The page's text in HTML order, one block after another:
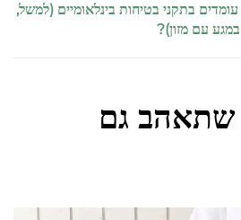
בתקני בטיחות בינלאומיים (למשל,
עם מזון)?
שתאהב גם